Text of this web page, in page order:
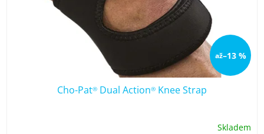
až–13 %
Cho-Pat® Dual Action® Knee Strap
Skladem